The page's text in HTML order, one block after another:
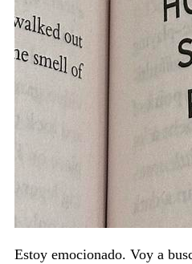
Estoy emocionado. Voy a